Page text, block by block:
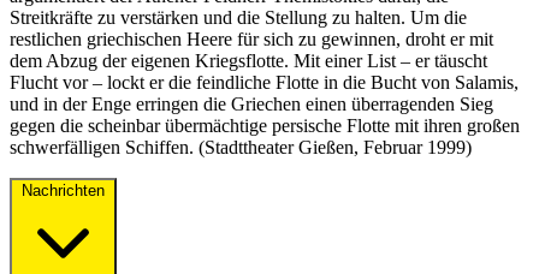
Streitkräfte zu verstärken und die Stellung zu halten. Um die
restlichen griechischen Heere für sich zu gewinnen, droht er mit
dem Abzug der eigenen Kriegsflotte. Mit einer List – er täuscht
Flucht vor – lockt er die feindliche Flotte in die Bucht von Salamis,
und in der Enge erringen die Griechen einen überragenden Sieg
gegen die scheinbar übermächtige persische Flotte mit ihren großen
schwerfälligen Schiffen. (Stadttheater Gießen, Februar 1999)
Nachrichten